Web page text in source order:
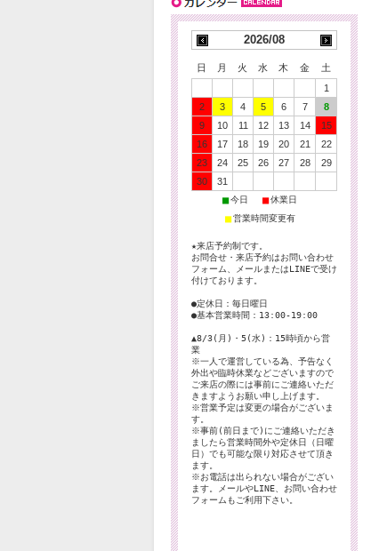
2026/08
日 月 火 水 木 金
土
1
2
3 4 5 6 7
8
9
10 11 12 13 14
15
16
17 18 19 20 21
22
23
24 25 26 27 28
29
30
31
■今日 ■休業日
■ 営業時間変更有
★来店予約制です。
お問合せ・来店予約はお問い合わせ
フォーム、メールまたはLINEで受け
付けております。
●定休日：毎日曜日
●基本営業時間：13:00-19:00
▲8/3(月)・5(水)：15時頃から営
業
※一人で運営している為、予告なく
外出や臨時休業などございますので
ご来店の際には事前にご連絡いただ
きますようお願い申し上げます。
※営業予定は変更の場合がございま
す。
※事前(前日まで)にご連絡いただき
ましたら営業時間外や定休日（日曜
日）でも可能な限り対応させて頂き
ます。
※お電話は出られない場合がござい
ます。メールやLINE、お問い合わせ
フォームもご利用下さい。